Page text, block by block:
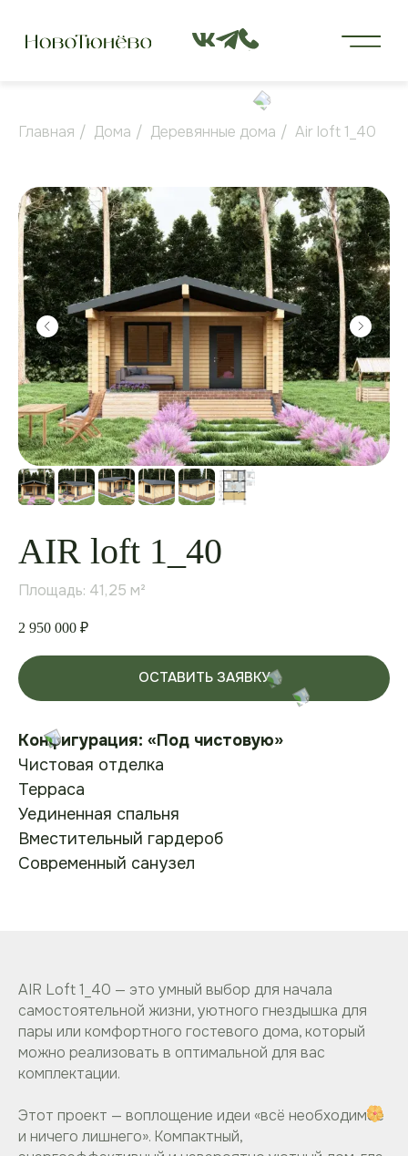
Главная / Дома / Деревянные дома / Air loft 1_40
AIR loft 1_40
Площадь: 41,25 м²
2 950 000 ₽
ОСТАВИТЬ ЗАЯВКУ
Конфигурация: «Под чистовую»
Чистовая отделка
Терраса
Уединенная спальня
Вместительный гардероб
Современный санузел
AIR Loft 1_40 — это умный выбор для начала
самостоятельной жизни, уютного гнездышка для
пары или комфортного гостевого дома, который
можно реализовать в оптимальной для вас
комплектации.
Этот проект — воплощение идеи «всё необходимое
и ничего лишнего». Компактный,